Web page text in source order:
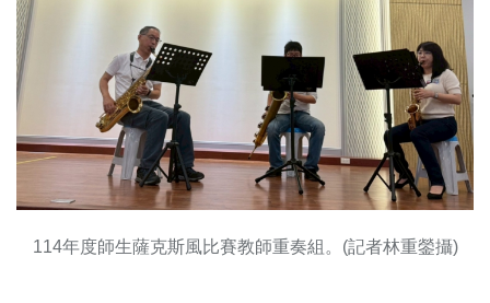
114年度師生薩克斯風比賽教師重奏組。(記者林重鎣攝)